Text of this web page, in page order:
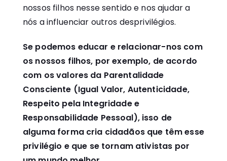
nossos filhos nesse sentido e nos ajudar a
nós a influenciar outros desprivilégios.
Se podemos educar e relacionar-nos com
os nossos filhos, por exemplo, de acordo
com os valores da Parentalidade
Consciente (Igual Valor, Autenticidade,
Respeito pela Integridade e
Responsabilidade Pessoal), isso de
alguma forma cria cidadãos que têm esse
privilégio e que se tornam ativistas por